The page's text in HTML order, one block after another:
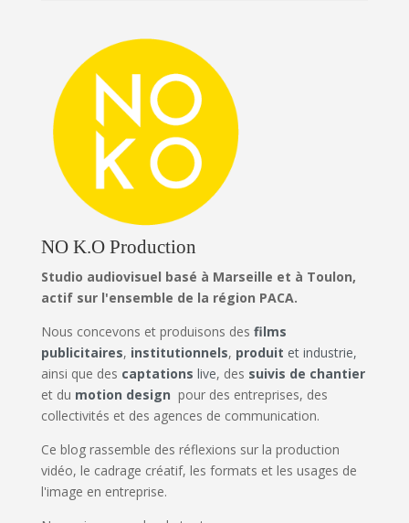
NO K.O Production
Studio audiovisuel basé à Marseille et à Toulon,
actif sur l'ensemble de la région PACA.
Nous concevons et produisons des films
publicitaires, institutionnels, produit et industrie,
ainsi que des captations live, des suivis de chantier
et du motion design pour des entreprises, des
collectivités et des agences de communication.
Ce blog rassemble des réflexions sur la production
vidéo, le cadrage créatif, les formats et les usages de
l'image en entreprise.